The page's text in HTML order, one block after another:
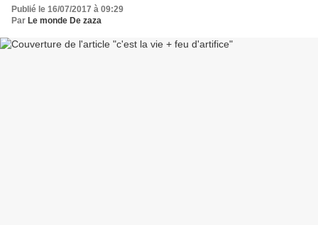
Publié le 16/07/2017 à 09:29
Par Le monde De zaza